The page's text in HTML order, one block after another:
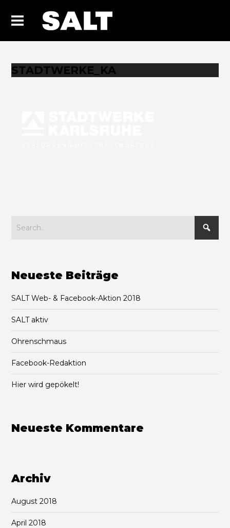
STADTWERKE_KA
Neueste Beiträge
SALT Web- & Facebook-Aktion 2018
SALT aktiv
Ohrenschmaus
Facebook-Redaktion
Hier wird gepökelt!
Neueste Kommentare
Archiv
August 2018
April 2018